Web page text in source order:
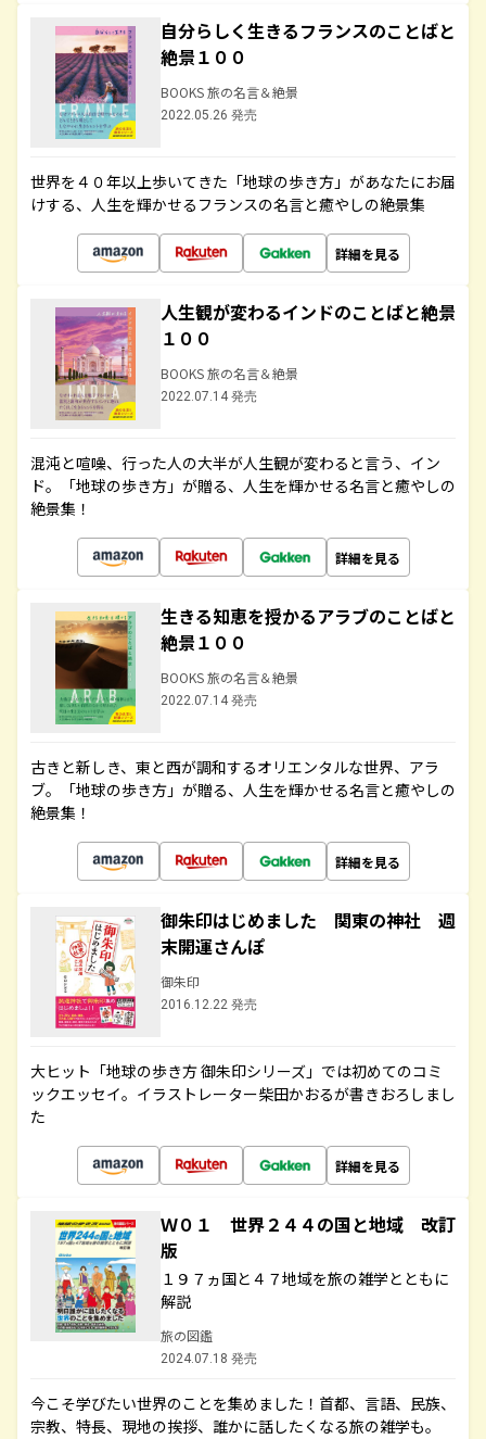
自分らしく生きるフランスのことばと
絶景１００
BOOKS 旅の名言＆絶景
2022.05.26 発売
世界を４０年以上歩いてきた「地球の歩き方」があなたにお届
けする、人生を輝かせるフランスの名言と癒やしの絶景集
詳細を見る
人生観が変わるインドのことばと絶景
１００
BOOKS 旅の名言＆絶景
2022.07.14 発売
混沌と喧噪、行った人の大半が人生観が変わると言う、イン
ド。「地球の歩き方」が贈る、人生を輝かせる名言と癒やしの
絶景集！
詳細を見る
生きる知恵を授かるアラブのことばと
絶景１００
BOOKS 旅の名言＆絶景
2022.07.14 発売
古きと新しき、東と西が調和するオリエンタルな世界、アラ
ブ。「地球の歩き方」が贈る、人生を輝かせる名言と癒やしの
絶景集！
詳細を見る
御朱印はじめました 関東の神社 週
末開運さんぽ
御朱印
2016.12.22 発売
大ヒット「地球の歩き方 御朱印シリーズ」では初めてのコミ
ックエッセイ。イラストレーター柴田かおるが書きおろしまし
た
詳細を見る
Ｗ０１ 世界２４４の国と地域 改訂
版
１９７ヵ国と４７地域を旅の雑学とともに
解説
旅の図鑑
2024.07.18 発売
今こそ学びたい世界のことを集めました！首都、言語、民族、
宗教、特長、現地の挨拶、誰かに話したくなる旅の雑学も。